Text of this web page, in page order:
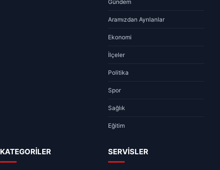
Gündem
Aramızdan Ayrılanlar
Ekonomi
İlçeler
Politika
Spor
Sağlık
Eğitim
KATEGORİLER SERVİSLER